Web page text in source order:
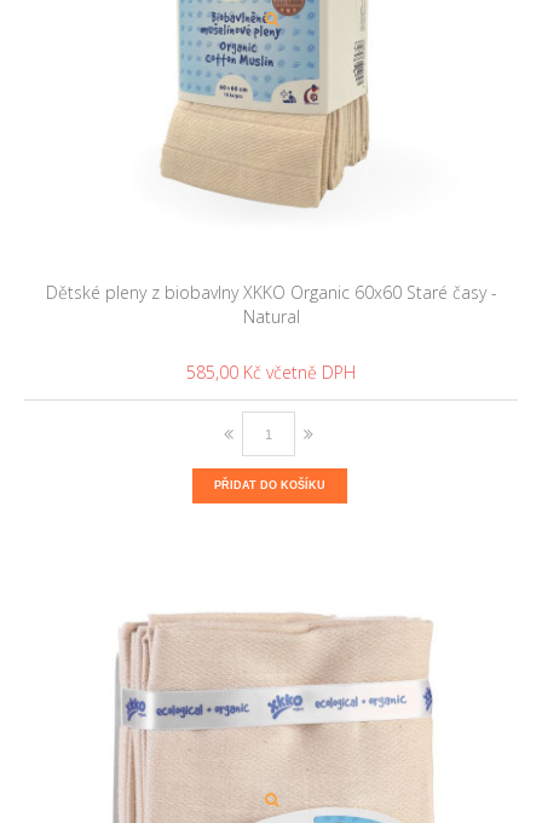
Dětské pleny z biobavlny XKKO Organic 60x60 Staré časy -
Natural
585,00 Kč
PŘIDAT DO KOŠÍKU